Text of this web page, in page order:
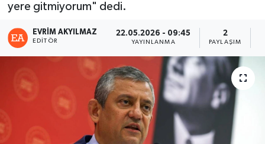
yere gitmiyorum" dedi.
EVRIM AKYILMAZ
EDITÖR
22.05.2026 - 09:45
YAYINLANMA
2
PAYLAŞIM